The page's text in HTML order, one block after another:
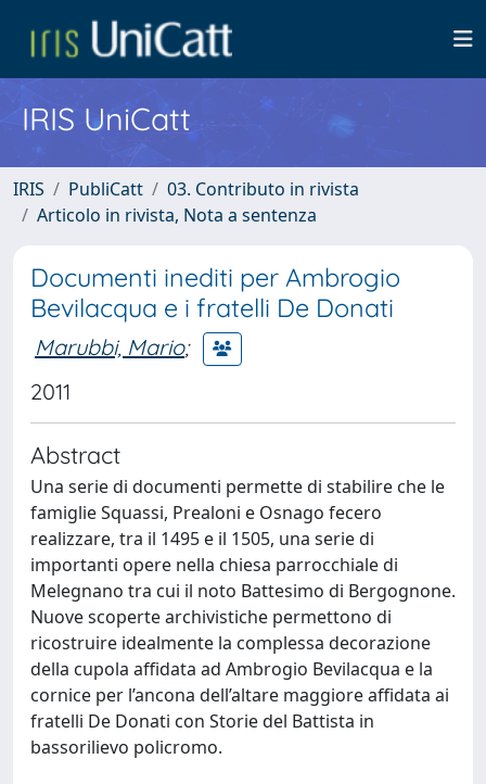
IRIS UniCatt
IRIS PubliCatt
03. Contributo in rivista
Articolo in rivista, Nota a sentenza
Documenti inediti per Ambrogio
Bevilacqua e i fratelli De Donati
Marubbi, Mario;
2011
Abstract
Una serie di documenti permette di stabilire che le
famiglie Squassi, Prealoni e Osnago fecero
realizzare, tra il 1495 e il 1505, una serie di
importanti opere nella chiesa parrocchiale di
Melegnano tra cui il noto Battesimo di Bergognone.
Nuove scoperte archivistiche permettono di
ricostruire idealmente la complessa decorazione
della cupola affidata ad Ambrogio Bevilacqua e la
cornice per l’ancona dell’altare maggiore affidata ai
fratelli De Donati con Storie del Battista in
bassorilievo policromo.